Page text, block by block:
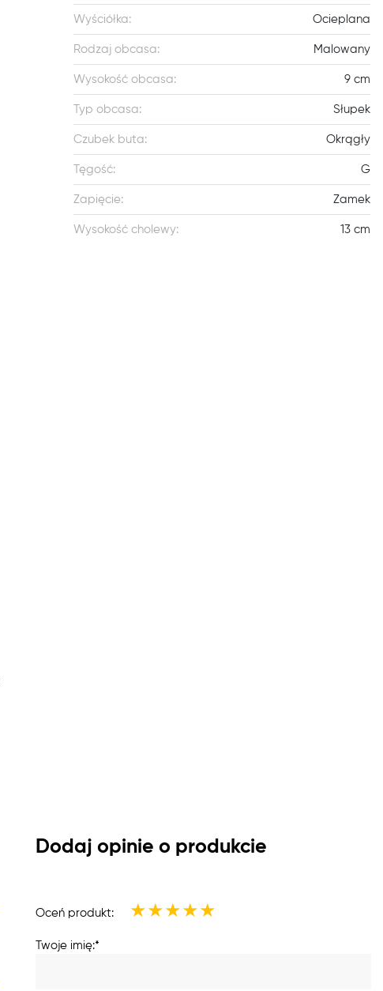
Wyściółka: Ocieplana
Rodzaj obcasa: Malowany
Wysokość obcasa: 9 cm
Typ obcasa: Słupek
Czubek buta: Okrągły
Tęgość: G
Zapięcie: Zamek
Wysokość cholewy: 13 cm
Dodaj opinie o produkcie
Oceń produkt: ★★★★★
Twoje imię:*